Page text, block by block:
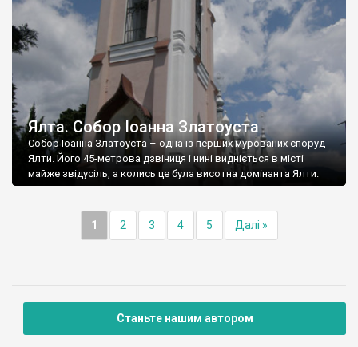
Ялта. Собор Іоанна Златоуста
Собор Іоанна Златоуста – одна із перших мурованих споруд
Ялти. Його 45-метрова дзвіниця і нині видніється в місті
майже звідусіль, а колись це була висотна домінанта Ялти.
1 2 3 4 5 Далі »
Станьте нашим автором